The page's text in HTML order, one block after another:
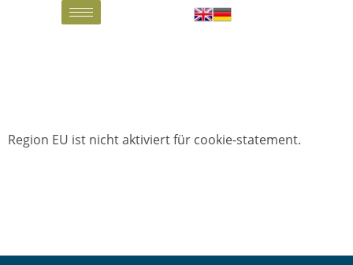
Region EU ist nicht aktiviert für cookie-statement.